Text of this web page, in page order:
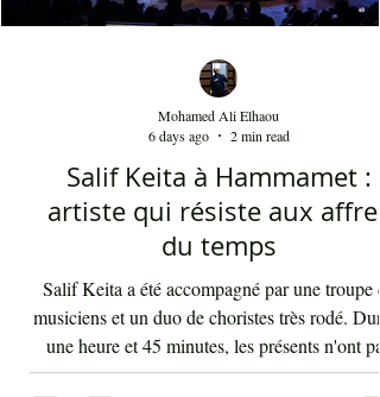
Salif Keita à Hammamet :
artiste qui résiste aux affres
du temps
Salif Keita a été accompagné par une troupe
musiciens et un duo de choristes très rodé.
Mohamed Ali Elhaou
6 days ago
2 min read